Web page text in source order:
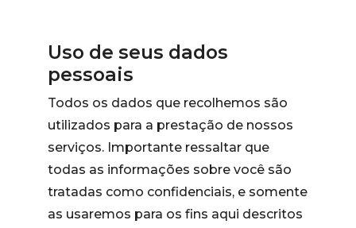
Uso de seus dados
pessoais
Todos os dados que recolhemos são
utilizados para a prestação de nossos
serviços. Importante ressaltar que
todas as informações sobre você são
tratadas como confidenciais, e somente
as usaremos para os fins aqui descritos